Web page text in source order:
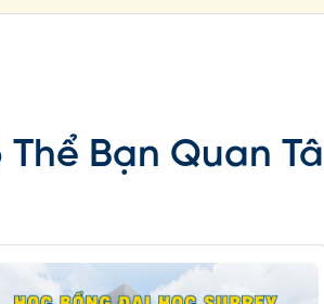
nghiệm làm việc hoặc thực tập
trình học, trường đại học
Thể Bạn Quan